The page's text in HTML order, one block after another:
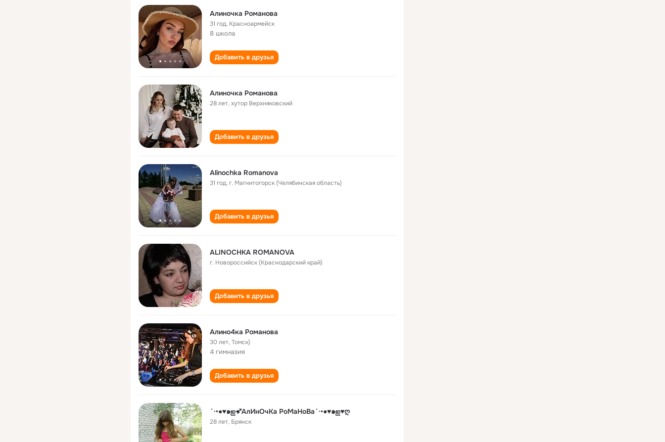
Алиночка Романова
31 год, Красноармейск
8 школа
Добавить в друзья
Алиночка Романова
28 лет,хутор Верхняковский
Добавить в друзья
Alinochka Romanova
31 год,г. Магнитогорск (Челябинская область)
Добавить в друзья
ALINOCHKA ROMANOVA
г. Новороссийск (Краснодарский край)
Добавить в друзья
Алино4ка Романова
30 лет,Томск)
4 гимназия
Добавить в друзья
˙·•●♥๑ஐ➹АлИнОчКа РоМаНоВа˙·•●♥๑ஐ♥ღ
28 лет, Брянск